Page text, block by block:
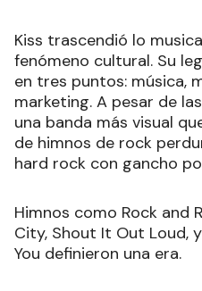
Kiss trascendió lo
fenómeno cultural. Su
en tres puntos: música,
marketing. A pesar de
una banda más visual
de himnos de rock
hard rock con gancho
Himnos como Rock and
City, Shout It Out Loud,
You definieron una era.